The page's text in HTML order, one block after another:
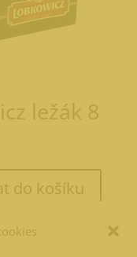
ležák 8
do košíku
170,42